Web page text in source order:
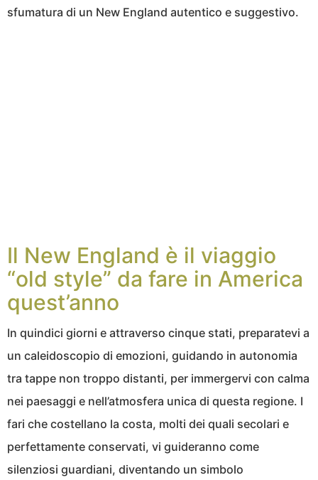
sfumatura di un New England autentico e suggestivo.
Il New England è il viaggio
“old style” da fare in America
quest’anno
In quindici giorni e attraverso cinque stati, preparatevi a
un caleidoscopio di emozioni, guidando in autonomia
tra tappe non troppo distanti, per immergervi con calma
nei paesaggi e nell’atmosfera unica di questa regione. I
fari che costellano la costa, molti dei quali secolari e
perfettamente conservati, vi guideranno come
silenziosi guardiani, diventando un simbolo